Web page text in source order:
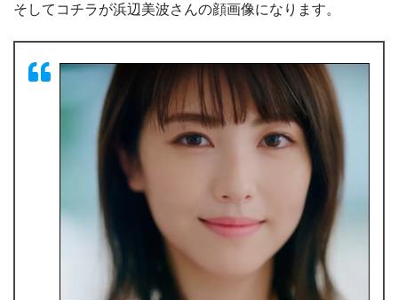
そしてコチラが浜辺美波さんの顔画像になります。